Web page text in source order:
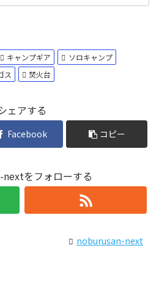
キャンプギア
ソロキャンプ
ス 焚火台
ェアする
Facebook コピー
をフォローする
noburusan-next